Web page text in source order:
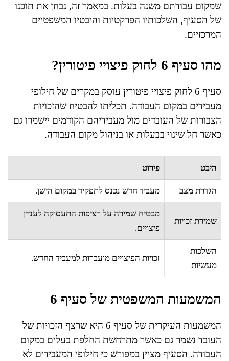
שמקום עבודתם משנה בעלות. במאמר זה, נבחן את תוכנו
של הסעיף, השלכותיו הפרקטיות והיבטיו המשפטיים
המרכזיים.
מהו סעיף 6 לחוק פיצויי פיטורין?
סעיף 6 לחוק פיצויי פיטורין עוסק במקרים של חילופי
מעבידים במקום העבודה. תכליתו להבטיח שהזכויות
הצבורות של העובדים מול מעבידיהם הקודמים יישמרו גם
כאשר חל שינוי בבעלות או בניהול מקום העבודה.
היבט פירוט
הגדרת מצב מעביד חדש נכנס לתפקיד במקום הישן.
שמירת זכויות
מבטיח שמירה על רציפות התעסוקה לעניין
פיצויים.
השלכות
מעשיות
זכויות הפיצויים מועברות למעביד החדש.
המשמעות המשפטית של סעיף 6
המשמעות העיקרית של סעיף 6 היא שרצף הזכויות של
העובד נשמר גם כאשר מתרחשת החלפת בעלים במקום
העבודה. הסעיף מציין במפורש כי חילופי המעבידים לא